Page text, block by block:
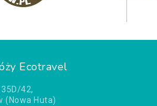
Ecotravel
42,
(Nowa Huta)